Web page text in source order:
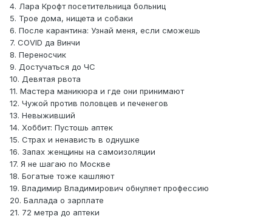
4. Лара Крофт посетительница больниц
5. Трое дома, нищета и собаки
6. После карантина: Узнай меня, если сможешь
7. COVID да Винчи
8. Переносчик
9. Достучаться до ЧС
10. Девятая рвота
11. Мастера маникюра и где они принимают
12. Чужой против половцев и печенегов
13. Невыживший
14. Хоббит: Пустошь аптек
15. Страх и ненависть в однушке
16. Запах женщины на самоизоляции
17. Я не шагаю по Москве
18. Богатые тоже кашляют
19. Владимир Владимирович обнуляет профессию
20. Баллада о зарплате
21. 72 метра до аптеки